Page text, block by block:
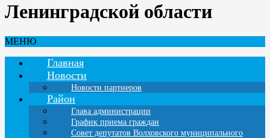
Ленинградской области
МЕНЮ
Главная
Новости
Новости партнеров
Район
Глава администрации
График приема граждан
Совет депутатов Волховского муниципального